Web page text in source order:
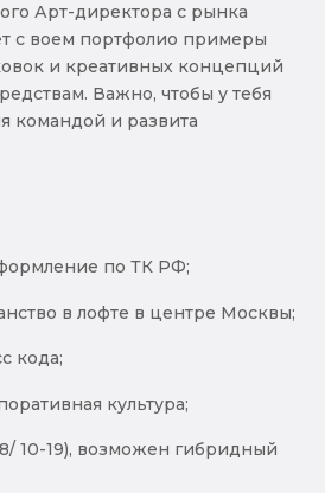
Арт-директора с рынка
с воем портфолио примеры
и креативных концепций
Важно, чтобы у тебя
командой и развита
по ТК РФ;
в лофте в центре Москвы;
кода;
культура;
10-19), возможен гибридный